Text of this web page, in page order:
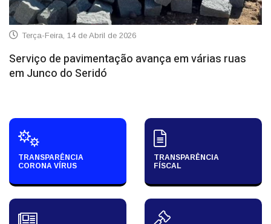
Terça-Feira, 14 de Abril de 2026
Serviço de pavimentação avança em várias ruas
em Junco do Seridó
TRANSPARÊNCIA
CORONA VÍRUS
TRANSPARÊNCIA
FÍSCAL